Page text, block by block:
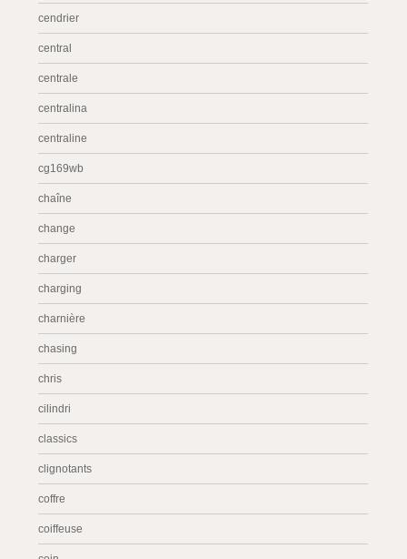
cendrier
central
centrale
centralina
centraline
cg169wb
chaîne
change
charger
charging
charnière
chasing
chris
cilindri
classics
clignotants
coffre
coiffeuse